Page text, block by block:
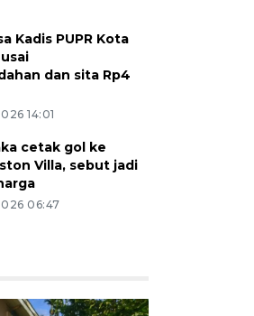
Kadis PUPR Kota
dan sita Rp4
14:01
cetak gol ke
Villa, sebut jadi
06:47